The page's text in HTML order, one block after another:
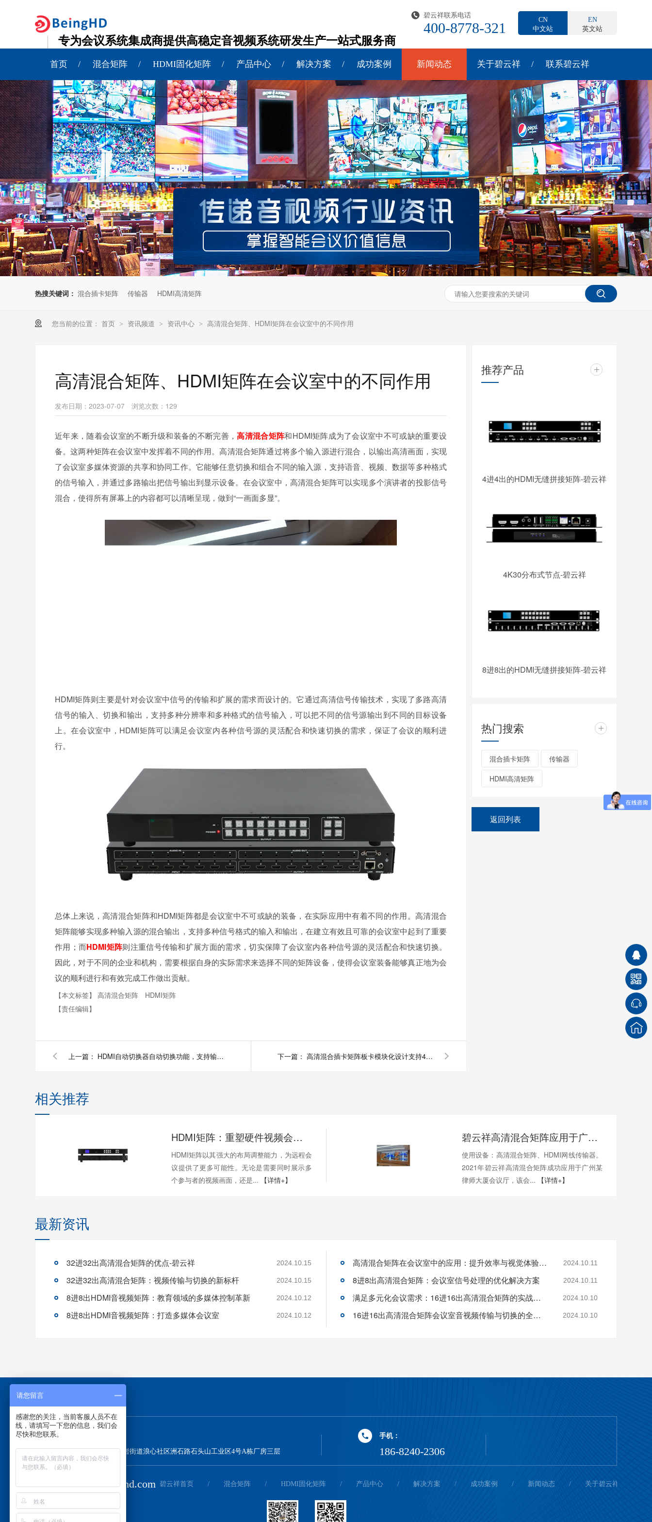
CN
中文站
EN
英文站
碧云祥联系电话
400-8778-321
专为会议系统集成商提供高稳定音视频系统研发生产一站式服务商
首页 混合矩阵 HDMI固化矩阵 产品中心 解决方案 成功案例 新闻动态 关于碧云祥 联系碧云祥
热搜关键词： 混合插卡矩阵 传输器 HDMI高清矩阵
您当前的位置： 首页 > 资讯频道 > 资讯中心 > 高清混合矩阵、HDMI矩阵在会议室中的不同作用
高清混合矩阵、HDMI矩阵在会议室中的不同作用
发布日期：2023-07-07 浏览次数： 129
近年来，随着会议室的不断升级和装备的不断完善，高清混合矩阵和HDMI矩阵成为了会议室中不可或缺的重要设
备。这两种矩阵在会议室中发挥着不同的作用。高清混合矩阵通过将多个输入源进行混合，以输出高清画面，实现
了会议室多媒体资源的共享和协同工作。它能够任意切换和组合不同的输入源，支持语音、视频、数据等多种格式
的信号输入，并通过多路输出把信号输出到显示设备。在会议室中，高清混合矩阵可以实现多个演讲者的投影信号
混合，使得所有屏幕上的内容都可以清晰呈现，做到“一画面多显”。
HDMI矩阵则主要是针对会议室中信号的传输和扩展的需求而设计的。它通过高清信号传输技术，实现了多路高清
信号的输入、切换和输出，支持多种分辨率和多种格式的信号输入，可以把不同的信号源输出到不同的目标设备
上。在会议室中，HDMI矩阵可以满足会议室内各种信号源的灵活配合和快速切换的需求，保证了会议的顺利进
行。
总体上来说，高清混合矩阵和HDMI矩阵都是会议室中不可或缺的装备，在实际应用中有着不同的作用。高清混合
矩阵能够实现多种输入源的混合输出，支持多种信号格式的输入和输出，在建立有效且可靠的会议室中起到了重要
作用；而HDMI矩阵则注重信号传输和扩展方面的需求，切实保障了会议室内各种信号源的灵活配合和快速切换。
因此，对于不同的企业和机构，需要根据自身的实际需求来选择不同的矩阵设备，使得会议室装备能够真正地为会
议的顺利进行和有效完成工作做出贡献。
【本文标签】 高清混合矩阵
HDMI矩阵
【责任编辑】
上一篇： HDMI自动切换器自动切换功能，支持输入信号自动识别，无需切换 下一篇： 高清混合插卡矩阵板卡模块化设计支持4K高清信号切换上大屏-碧云祥
推荐产品 +
4进4出的HDMI无缝拼接矩阵-碧云祥
4K30分布式节点-碧云祥
8进8出的HDMI无缝拼接矩阵-碧云祥
热门搜索 +
混合插卡矩阵 传输器
HDMI高清矩阵
返回列表
相关推荐
HDMI矩阵：重塑硬件视频会议的多维体验-碧云祥
HDMI矩阵以其强大的布局调整能力，为远程会
议提供了更多可能性。无论是需要同时展示多
个参与者的视频画面，还是...
【详情+】
碧云祥高清混合矩阵应用于广州某大厦会议厅
使用设备：高清混合矩阵、HDMI网线传输器。
2021年碧云祥高清混合矩阵成功应用于广州某
律师大厦会议厅，该会...
【详情+】
最新资讯
32进32出高清混合矩阵的优点-碧云祥 2024.10.15
32进32出高清混合矩阵：视频传输与切换的新标杆 2024.10.15
8进8出HDMI音视频矩阵：教育领域的多媒体控制革新 2024.10.12
8进8出HDMI音视频矩阵：打造多媒体会议室 2024.10.12
高清混合矩阵在会议室中的应用：提升效率与视觉体验的关键 2024.10.11
8进8出高清混合矩阵：会议室信号处理的优化解决方案 2024.10.11
满足多元化会议需求：16进16出高清混合矩阵的实战应用解析 2024.10.10
16进16出高清混合矩阵会议室音视频传输与切换的全面解决方案 2024.10.10
深圳市宝安区石岩街道浪心社区洲石路石头山工业区4号A栋厂房三层
手机：
186-8240-2306
sky@beinghd.com 碧云祥首页 / 混合矩阵 / HDMI固化矩阵 / 产品中心 / 解决方案 / 成功案例 / 新闻动态 / 关于碧云祥
请您留言
感谢您的关注，当前客服人员不在
线，请填写一下您的信息，我们会
尽快和您联系。